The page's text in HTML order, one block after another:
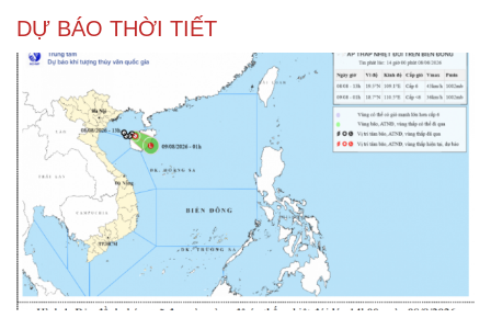
DỰ BÁO THỜI TIẾT